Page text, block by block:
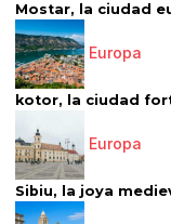
Mostar, la ciudad
Europa
kotor, la ciudad
Europa
Sibiu, la joya